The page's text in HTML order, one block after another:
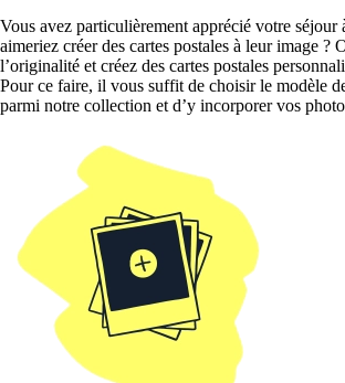
Vous avez particulièrement apprécié votre séjour
aimeriez créer des cartes postales à leur image ?
l’originalité et créez des cartes postales
Pour ce faire, il vous suffit de choisir le modèle
parmi notre collection et d’y incorporer vos